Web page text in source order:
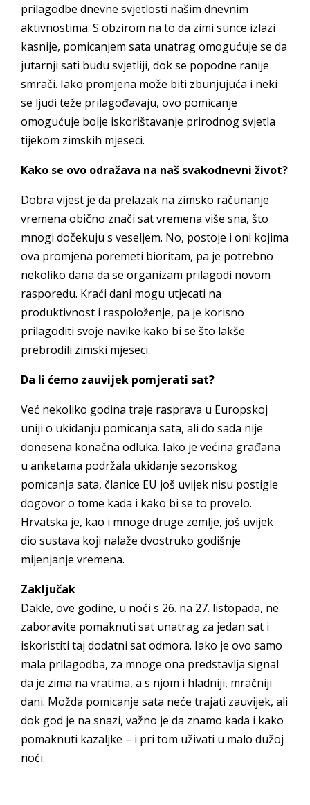
prilagodbe dnevne svjetlosti našim dnevnim
aktivnostima. S obzirom na to da zimi sunce izlazi
kasnije, pomicanjem sata unatrag omogućuje se da
jutarnji sati budu svjetliji, dok se popodne ranije
smrači. Iako promjena može biti zbunjujuća i neki
se ljudi teže prilagođavaju, ovo pomicanje
omogućuje bolje iskorištavanje prirodnog svjetla
tijekom zimskih mjeseci.
Kako se ovo odražava na naš svakodnevni život?
Dobra vijest je da prelazak na zimsko računanje
vremena obično znači sat vremena više sna, što
mnogi dočekuju s veseljem. No, postoje i oni kojima
ova promjena poremeti bioritam, pa je potrebno
nekoliko dana da se organizam prilagodi novom
rasporedu. Kraći dani mogu utjecati na
produktivnost i raspoloženje, pa je korisno
prilagoditi svoje navike kako bi se što lakše
prebrodili zimski mjeseci.
Da li ćemo zauvijek pomjerati sat?
Već nekoliko godina traje rasprava u Europskoj
uniji o ukidanju pomicanja sata, ali do sada nije
donesena konačna odluka. Iako je većina građana
u anketama podržala ukidanje sezonskog
pomicanja sata, članice EU još uvijek nisu postigle
dogovor o tome kada i kako bi se to provelo.
Hrvatska je, kao i mnoge druge zemlje, još uvijek
dio sustava koji nalaže dvostruko godišnje
mijenjanje vremena.
Zaključak
Dakle, ove godine, u noći s 26. na 27. listopada, ne
zaboravite pomaknuti sat unatrag za jedan sat i
iskoristiti taj dodatni sat odmora. Iako je ovo samo
mala prilagodba, za mnoge ona predstavlja signal
da je zima na vratima, a s njom i hladniji, mračniji
dani. Možda pomicanje sata neće trajati zauvijek, ali
dok god je na snazi, važno je da znamo kada i kako
pomaknuti kazaljke – i pri tom uživati u malo dužoj
noći.